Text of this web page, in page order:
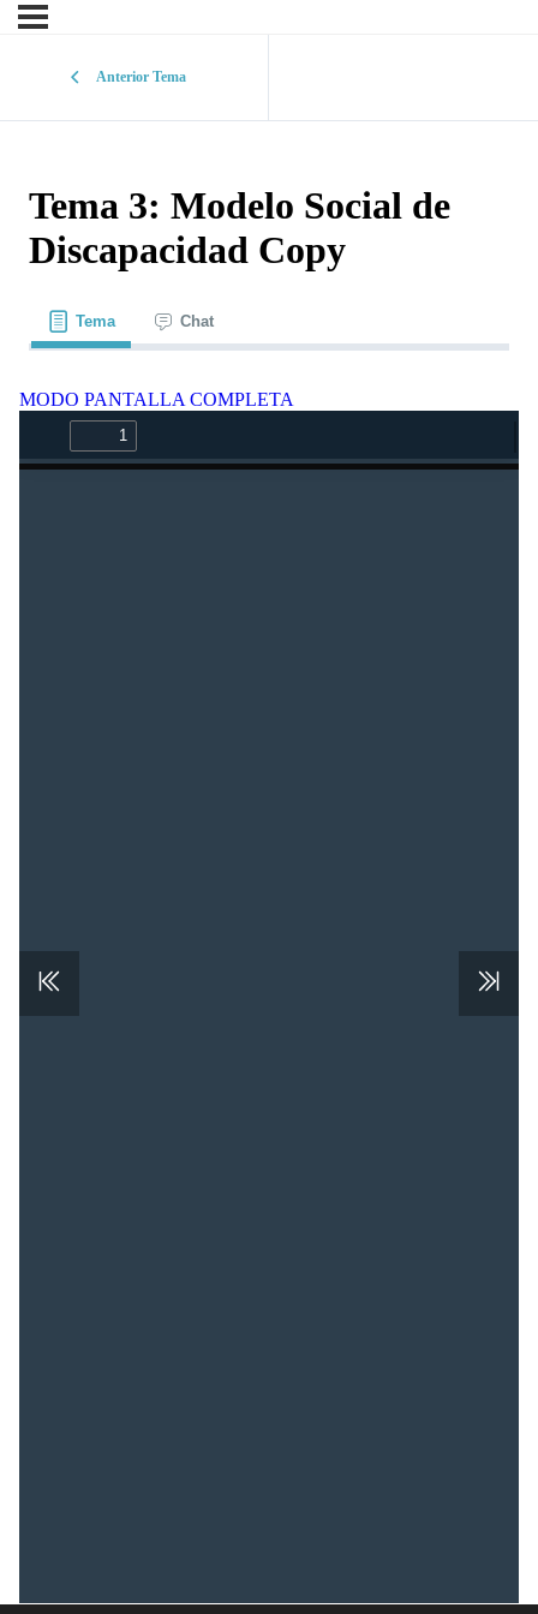
Anterior Tema
Tema 3: Modelo Social de
Discapacidad Copy
Tema Chat
MODO PANTALLA COMPLETA